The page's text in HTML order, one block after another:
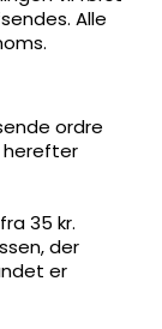
Alle
ordre
herefter
35 kr.
der
er